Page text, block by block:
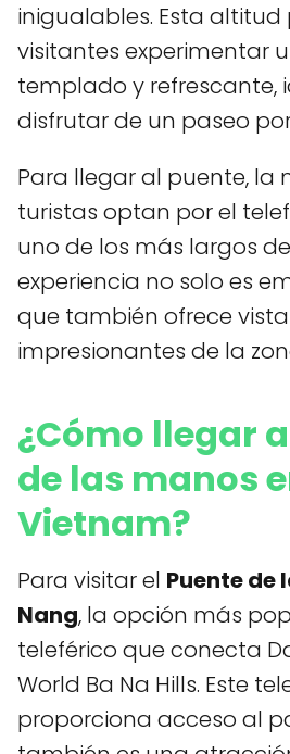
inigualables. Esta altitud
visitantes experimentar
templado y refrescante,
disfrutar de un paseo
Para llegar al puente, la
turistas optan por el
uno de los más largos
experiencia no solo es
que también ofrece
impresionantes de la
¿Cómo llegar
de las manos
Vietnam?
Para visitar el Puente de
Nang, la opción más
teleférico que conecta
World Ba Na Hills. Este
proporciona acceso al